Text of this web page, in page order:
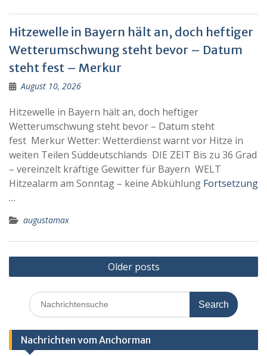
Hitzewelle in Bayern hält an, doch heftiger
Wetterumschwung steht bevor – Datum
steht fest – Merkur
August 10, 2026
Hitzewelle in Bayern hält an, doch heftiger
Wetterumschwung steht bevor – Datum steht
fest Merkur Wetter: Wetterdienst warnt vor Hitze in
weiten Teilen Süddeutschlands DIE ZEIT Bis zu 36 Grad
– vereinzelt kräftige Gewitter für Bayern WELT
Hitzealarm am Sonntag – keine Abkühlung Fortsetzung
…
augustamax
Posts
navigation
Older posts
Search
for:
Nachrichten vom Anchorman